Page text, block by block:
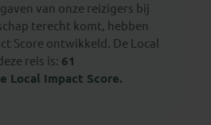
van onze reizigers bij
terecht komt, hebben
Score ontwikkeld. De Local
reis is: 61
Local Impact Score.